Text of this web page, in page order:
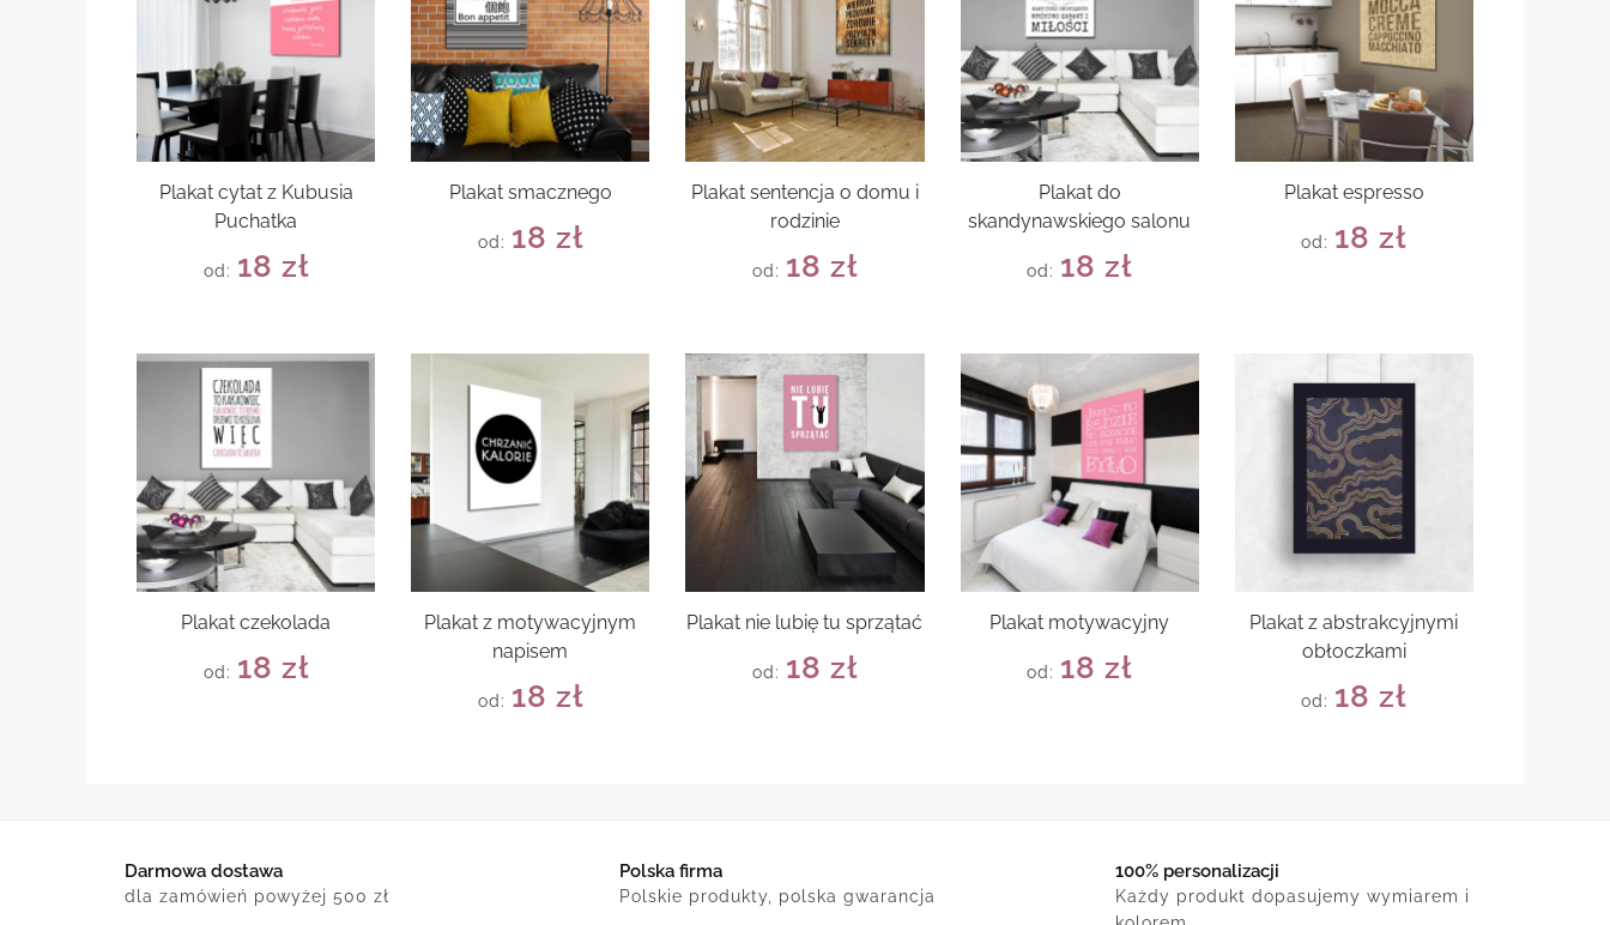
Plakat cytat z Kubusia
Puchatka
od: 18 zł
Plakat smacznego
od: 18 zł
Plakat sentencja o domu i
rodzinie
od: 18 zł
Plakat do
skandynawskiego salonu
od: 18zł
Plakat espresso
od: 18zł
Plakat czekolada
od: 18 zł
Plakat z motywacyjnym
napisem
od: 18 zł
Plakat nie lubię tu sprzątać
od: 18 zł
Plakat motywacyjny
od: 18zł
Plakat z abstrakcyjnymi
obłoczkami
od: 18zł
Darmowa dostawa
dla zamówień powyżej 500 zł
Polska firma
Polskie produkty, polska gwarancja
100% personalizacji
Każdy produkt dopasujemy wymiarem i